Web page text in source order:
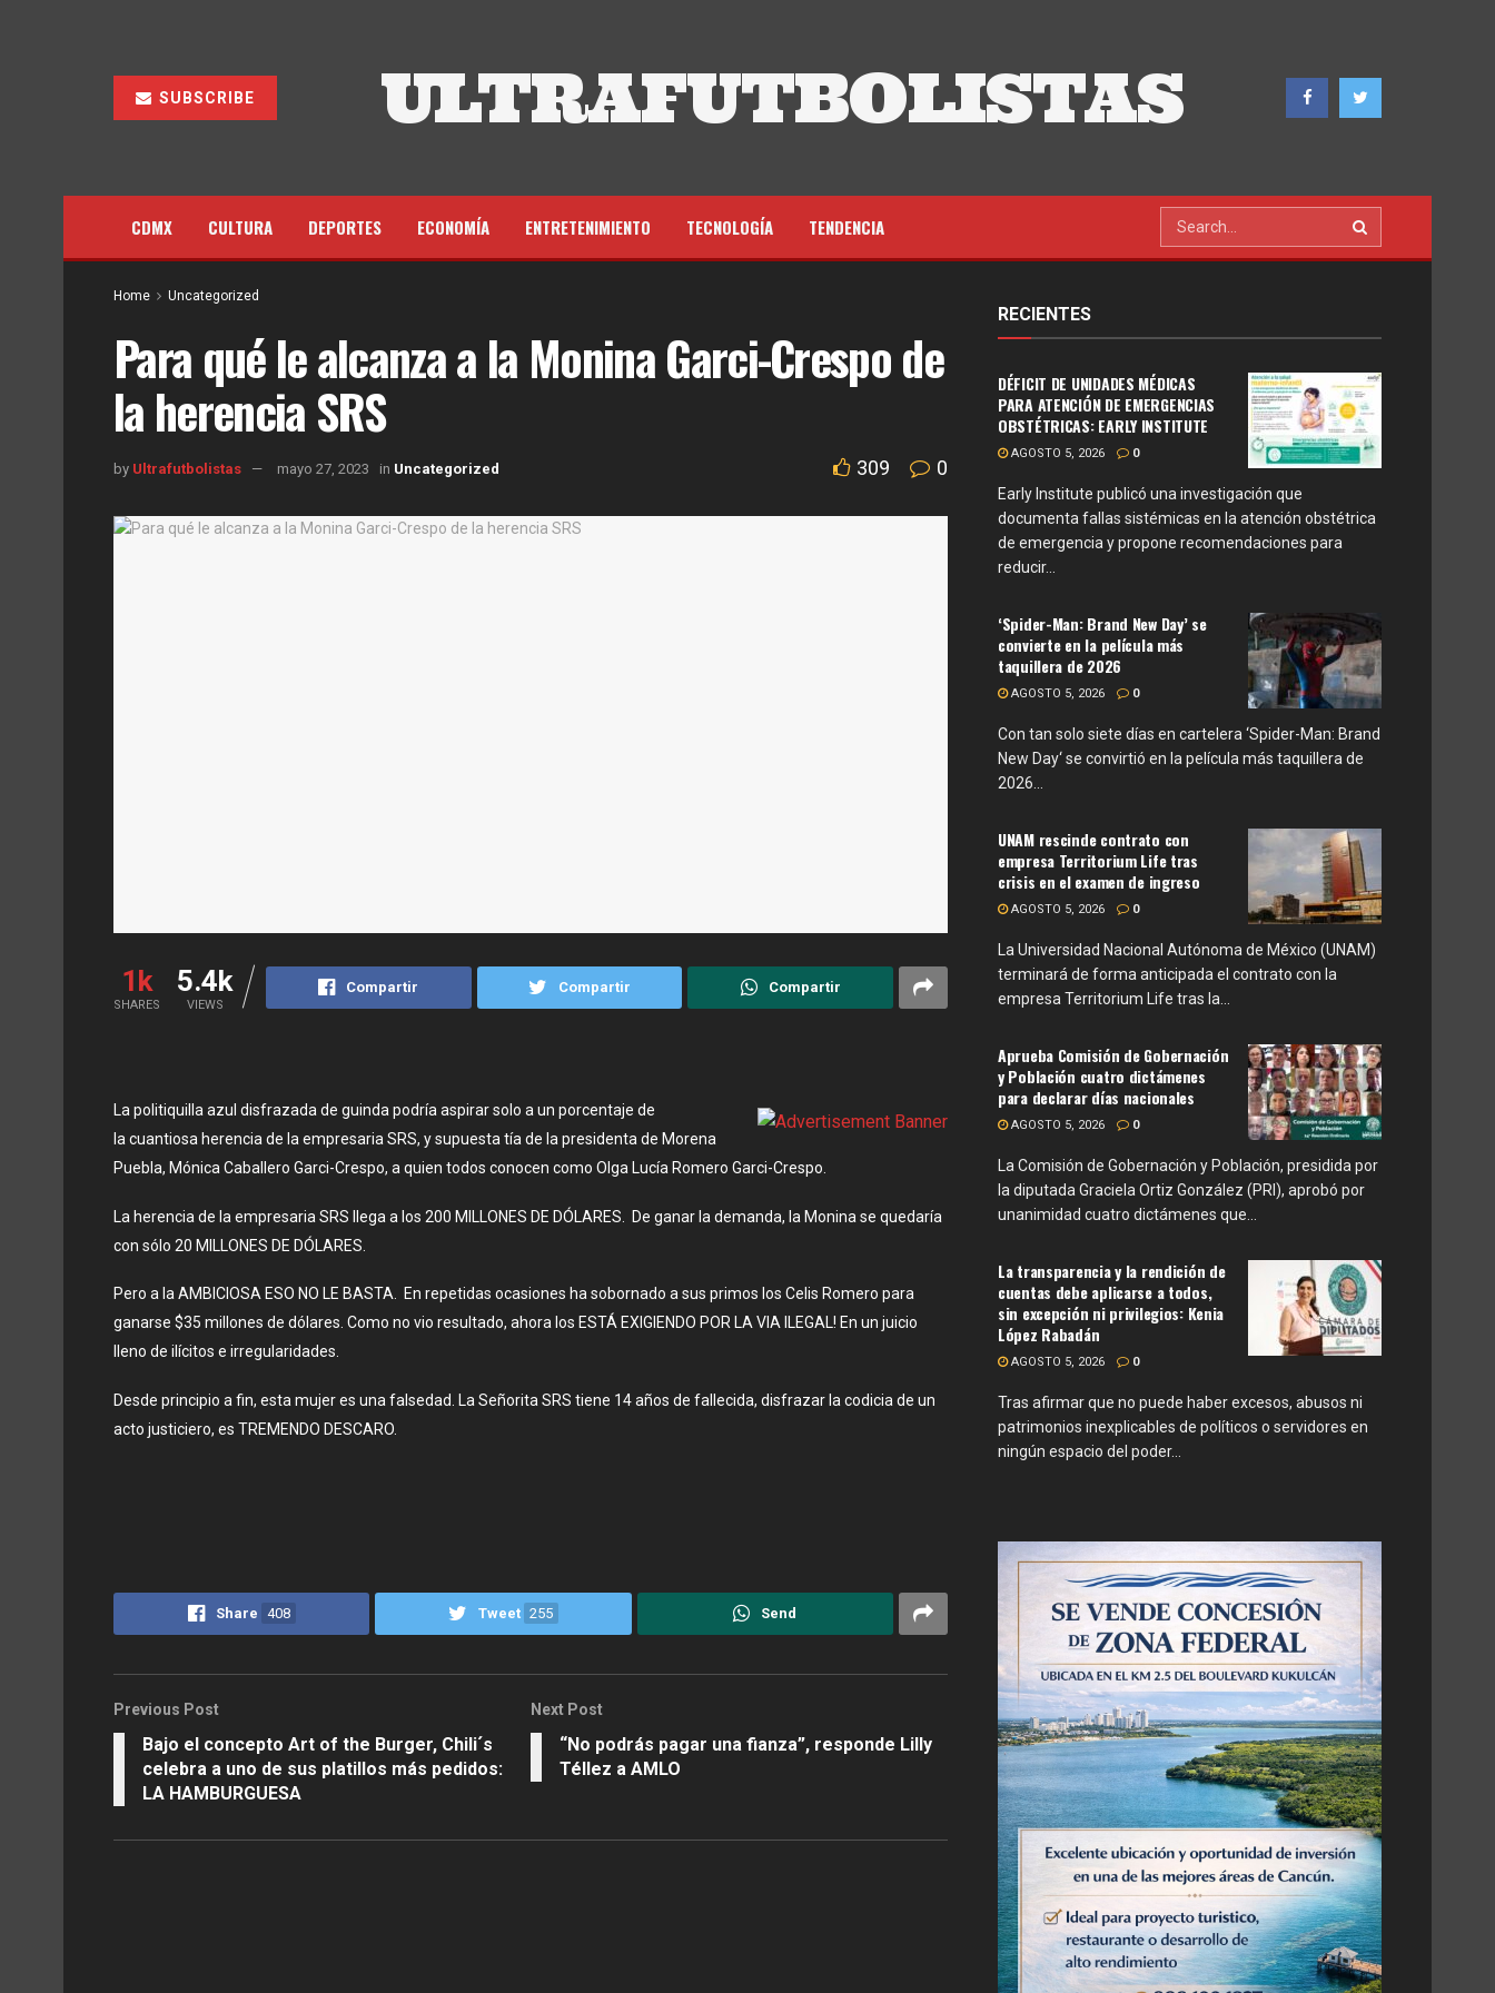
SUBSCRIBE ULTRAFUTBOLISTAS
CDMX CULTURA DEPORTES ECONOMÍA ENTRETENIMIENTO TECNOLOGÍA TENDENCIA
Home Uncategorized
Para qué le alcanza a la Monina Garci-Crespo de
la herencia SRS
by Ultrafutbolistas mayo 27, 2023 in Uncategorized 309 0
1k
SHARES
5.4k
VIEWS
Compartir Compartir Compartir
La politiquilla azul disfrazada de guinda podría aspirar solo a un porcentaje de
lacuantiosa herencia de la empresaria SRS, y supuesta tía de la presidenta de Morena
Puebla, MónicaCaballero Garci-Crespo, a quien todos conocen como Olga Lucía Romero Garci-Crespo.
La herencia de la empresaria SRS llega a los 200 MILLONES DE DÓLARES. De ganar la demanda, la Monina se quedaría
con sólo 20 MILLONES DE DÓLARES.
Pero a la AMBICIOSA ESO NO LE BASTA. En repetidas ocasiones ha sobornado a sus primos los Celis Romero para
ganarse $35 millones de dólares. Como no vio resultado, ahora los ESTÁ EXIGIENDO POR LA VIA ILEGAL! En un juicio
lleno de ilícitos e irregularidades.
Desde principio a fin, esta mujer es una falsedad. La Señorita SRS tiene 14 años de fallecida, disfrazar la codicia de un
acto justiciero, es TREMENDO DESCARO.
Share 408 Tweet 255 Send
Previous Post
Bajo el concepto Art of the Burger, Chili´s
celebra a uno de sus platillos más pedidos:
LA HAMBURGUESA
Next Post
“No podrás pagar una fianza”, responde Lilly
Téllez a AMLO
RECIENTES
DÉFICIT DE UNIDADES MÉDICAS
PARA ATENCIÓN DE EMERGENCIAS
OBSTÉTRICAS: EARLY INSTITUTE
AGOSTO 5, 2026 0
Early Institute publicó una investigación que
documenta fallas sistémicas en la atención obstétrica
de emergencia y propone recomendaciones para
reducir...
‘Spider-Man: Brand New Day’ se
convierte en la película más
taquillera de 2026
AGOSTO 5, 2026 0
Con tan solo siete días en cartelera ‘Spider-Man: Brand
New Day‘ se convirtió en la película más taquillera de
2026...
UNAM rescinde contrato con
empresa Territorium Life tras
crisis en el examen de ingreso
AGOSTO 5, 2026 0
La Universidad Nacional Autónoma de México (UNAM)
terminará de forma anticipada el contrato con la
empresa Territorium Life tras la...
Aprueba Comisión de Gobernación
y Población cuatro dictámenes
para declarar días nacionales
AGOSTO 5, 2026 0
La Comisión de Gobernación y Población, presidida por
la diputada Graciela Ortiz González (PRI), aprobó por
unanimidad cuatro dictámenes que...
La transparencia y la rendición de
cuentas debe aplicarse a todos,
sin excepción ni privilegios: Kenia
López Rabadán
AGOSTO 5, 2026 0
Tras afirmar que no puede haber excesos, abusos ni
patrimonios inexplicables de políticos o servidores en
ningún espacio del poder...